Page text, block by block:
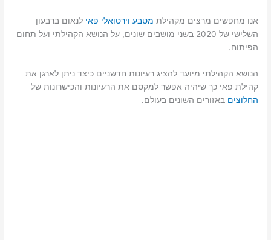
אנו מחפשים מרצים מקהילת מטבע וירטואלי פאי לנאום ברבעון
השלישי של 2020 בשני מושבים שונים, על הנושא הקהילתי ועל תחום
הפיתוח.
הנושא הקהילתי מיועד להציג רעיונות חדשניים כיצד ניתן לארגן את
קהילת פאי כך שיהיה אפשר למקסם את הרעיונות והכישרונות של
החלוצים באזורים השונים בעולם.